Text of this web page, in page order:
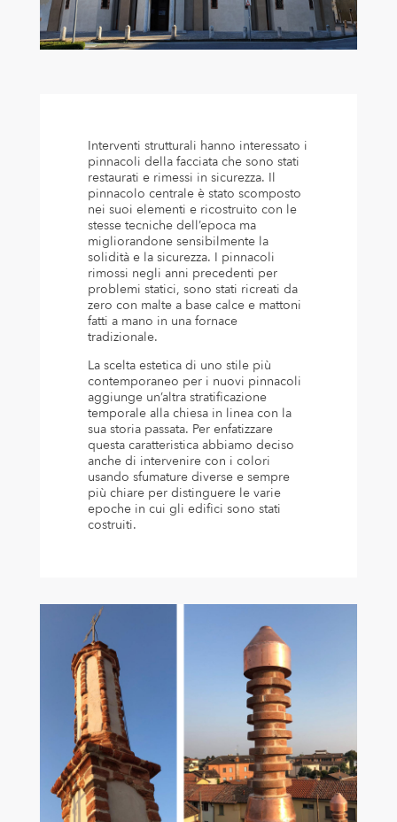
Interventi strutturali hanno interessato i
pinnacoli della facciata che sono stati
restaurati e rimessi in sicurezza. Il
pinnacolo centrale è stato scomposto
nei suoi elementi e ricostruito con le
stesse tecniche dell’epoca ma
migliorandone sensibilmente la
solidità e la sicurezza. I pinnacoli
rimossi negli anni precedenti per
problemi statici, sono stati ricreati da
zero con malte a base calce e mattoni
fatti a mano in una fornace
tradizionale.
La scelta estetica di uno stile più
contemporaneo per i nuovi pinnacoli
aggiunge un’altra stratificazione
temporale alla chiesa in linea con la
sua storia passata. Per enfatizzare
questa caratteristica abbiamo deciso
anche di intervenire con i colori
usando sfumature diverse e sempre
più chiare per distinguere le varie
epoche in cui gli edifici sono stati
costruiti.